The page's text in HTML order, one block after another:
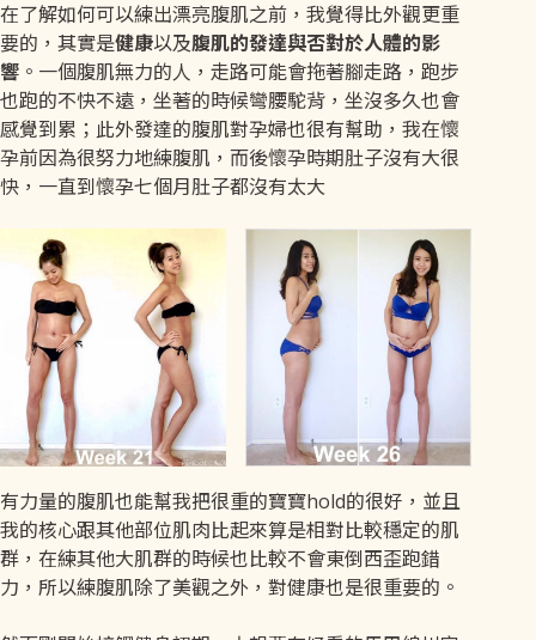
在了解如何可以練出漂亮腹肌之前，我覺得比外觀更重
要的，其實是健康以及腹肌的發達與否對於人體的影
響 。一個腹肌無力的人，走路可能會拖著腳走路，跑步
也跑的不快不遠，坐著的時候彎腰駝背，坐沒多久也會
感覺到累；此外發達的腹肌對孕婦也很有幫助，我在懷
孕前因為很努力地練腹肌，而後懷孕時期肚子沒有大很
快，一直到懷孕七個月肚子都沒有太大
有力量的腹肌也能幫我把很重的寶寶hold的很好，並且
我的核心跟其他部位肌肉比起來算是相對比較穩定的肌
群，在練其他大肌群的時候也比較不會東倒西歪跑錯
力，所以練腹肌除了美觀之外，對健康也是很重要的。